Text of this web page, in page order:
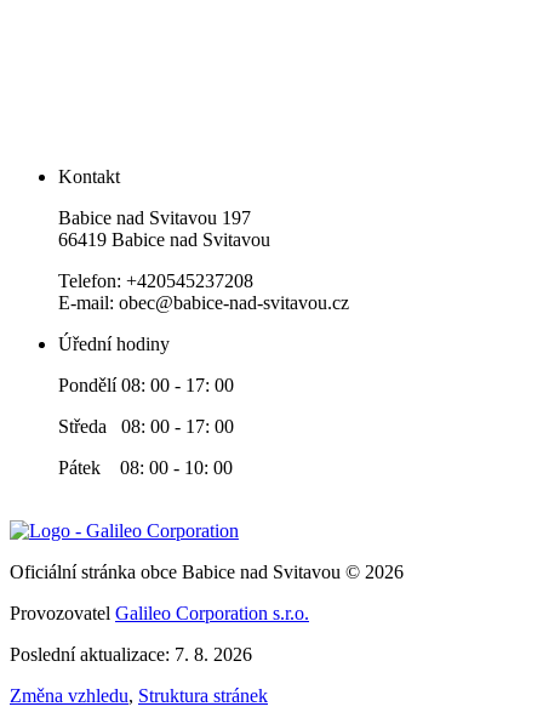
Kontakt
Babice nad Svitavou 197
66419 Babice nad Svitavou
Telefon: +420545237208
E-mail: obec@babice-nad-svitavou.cz
Úřední hodiny
Pondělí 08: 00 - 17: 00
Středa 08: 00 - 17: 00
Pátek 08: 00 - 10: 00
Oficiální stránka obce Babice nad Svitavou © 2026
Provozovatel Galileo Corporation s.r.o.
Poslední aktualizace: 7. 8. 2026
Změna vzhledu, Struktura stránek